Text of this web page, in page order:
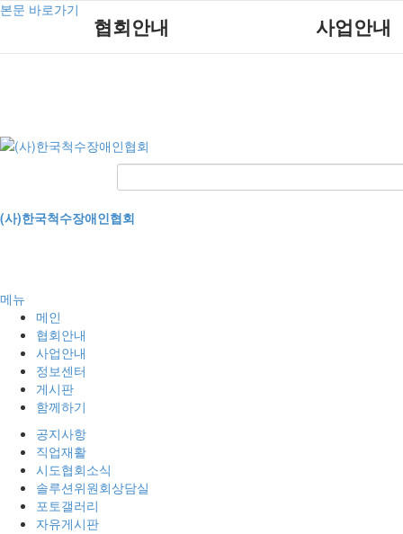
본문 바로가기
(사)한국척수장애인협회
협회안내
조직도
찾아오시는길
사업안내
메뉴
메인
협회안내
사업안내
정보센터
게시판
함께하기
공지사항
직업재활
시도협회소식
솔루션위원회상담실
포토갤러리
자유게시판